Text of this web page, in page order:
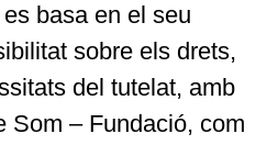
basa en el seu
sobre els drets,
del tutelat, amb
Som – Fundació, com